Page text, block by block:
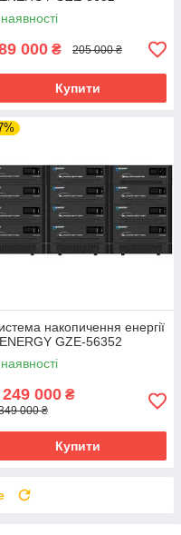
000 ₴ 205 000 ₴
Купити
накопичення енергії
GZE-56352
249 000 ₴
000 ₴
Купити